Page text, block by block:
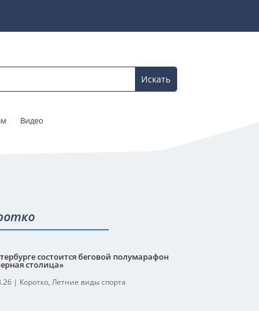
Видео
состоится беговой полумарафон
столица»
| Коротко, Летние виды спорта